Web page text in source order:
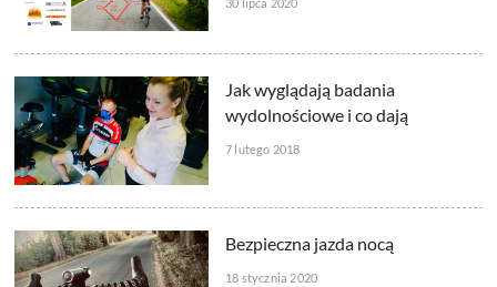
Jak wyglądają badania
wydolnościowe i co dają
7 lutego 2018
Bezpieczna jazda nocą
18 stycznia 2020